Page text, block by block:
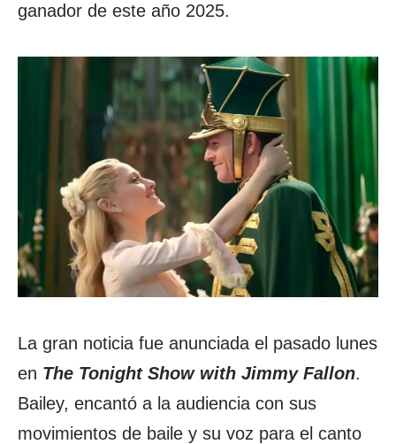
ganador de este año 2025.
La gran noticia fue anunciada el pasado lunes
en The Tonight Show with Jimmy Fallon.
Bailey, encantó a la audiencia con sus
movimientos de baile y su voz para el canto